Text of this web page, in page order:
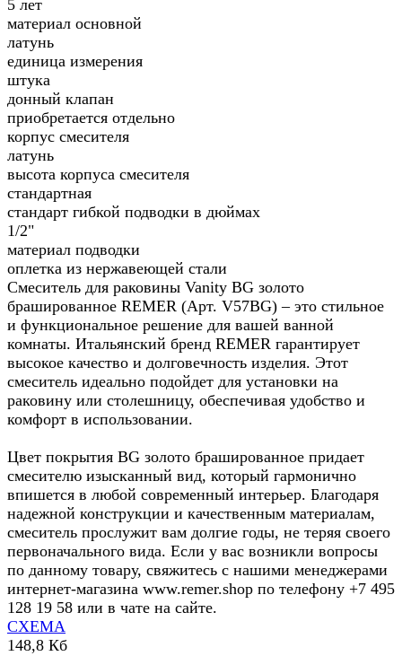
5 лет
материал основной
латунь
единица измерения
штука
донный клапан
приобретается отдельно
корпус смесителя
латунь
высота корпуса смесителя
стандартная
стандарт гибкой подводки в дюймах
1/2"
материал подводки
оплетка из нержавеющей стали
Смеситель для раковины Vanity BG золото
брашированное REMER (Арт. V57BG) – это стильное
и функциональное решение для вашей ванной
комнаты. Итальянский бренд REMER гарантирует
высокое качество и долговечность изделия. Этот
смеситель идеально подойдет для установки на
раковину или столешницу, обеспечивая удобство и
комфорт в использовании.
Цвет покрытия BG золото брашированное придает
смесителю изысканный вид, который гармонично
впишется в любой современный интерьер. Благодаря
надежной конструкции и качественным материалам,
смеситель прослужит вам долгие годы, не теряя своего
первоначального вида. Если у вас возникли вопросы
по данному товару, свяжитесь с нашими менеджерами
интернет-магазина www.remer.shop по телефону +7 495
128 19 58 или в чате на сайте.
СХЕМА
148,8 Кб